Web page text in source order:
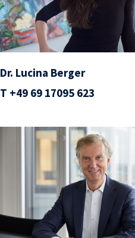
Dr. Lucina Berger
T +49 69 17095 623